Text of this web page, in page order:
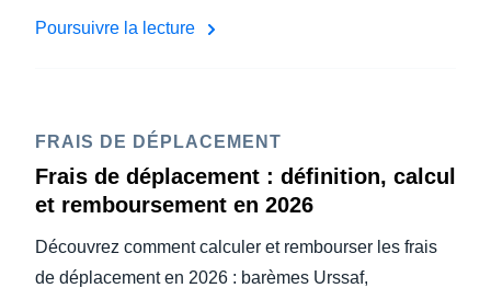
Poursuivre la lecture
FRAIS DE DÉPLACEMENT
Frais de déplacement : définition, calcul
et remboursement en 2026
Découvrez comment calculer et rembourser les frais
de déplacement en 2026 : barèmes Urssaf,